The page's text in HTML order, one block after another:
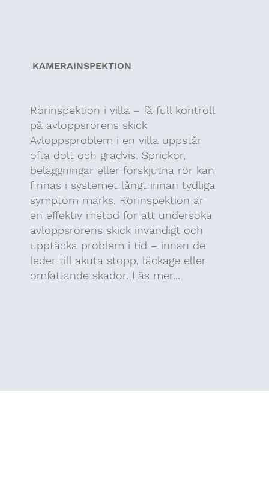
KAMERAINSPEKTION
Rörinspektion i villa – få full kontroll
på avloppsrörens skick
Avloppsproblem i en villa uppstår
ofta dolt och gradvis. Sprickor,
beläggningar eller förskjutna rör kan
finnas i systemet långt innan tydliga
symptom märks. Rörinspektion är
en effektiv metod för att undersöka
avloppsrörens skick invändigt och
upptäcka problem i tid – innan de
leder till akuta stopp, läckage eller
omfattande skador. Läs mer...